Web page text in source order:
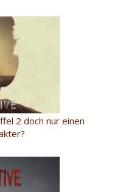
2 doch nur einen